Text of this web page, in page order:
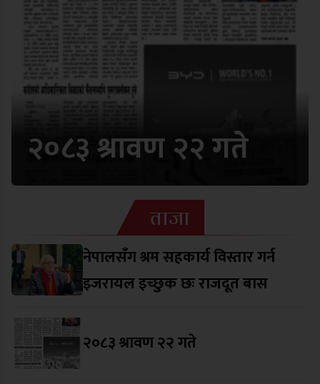
२०८३ श्रावण २२ गते
ताजा
नेपालसँग श्रम सहकार्य विस्तार गर्न
इजरायल इच्छुक छः राजदूत बास
२०८३ श्रावण २२ गते